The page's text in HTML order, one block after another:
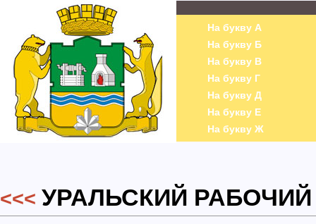
На букву А
На букву Б
На букву В
На букву Г
На букву Д
На букву Е
На букву Ж
<<< УРАЛЬСКИЙ РАБОЧИЙ